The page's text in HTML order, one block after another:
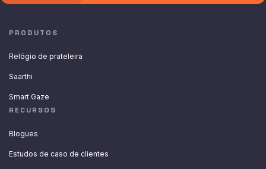
PRODUTOS
Relógio de prateleira
Saarthi
Smart Gaze
RECURSOS
Blogues
Estudos de caso de clientes